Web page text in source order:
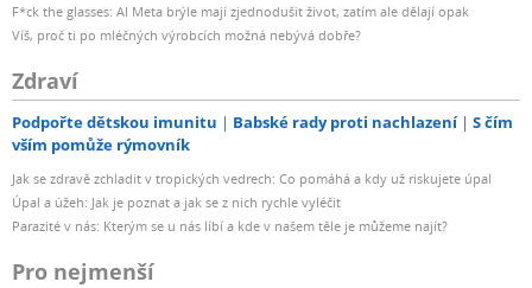
F*ck the glasses: AI Meta brýle mají zjednodušit život, zatím ale dělají opak
Víš, proč ti po mléčných výrobcích možná nebývá dobře?
Zdraví
Podpořte dětskou imunitu Babské rady proti nachlazení
S čím
vším pomůže rýmovník
Jak se zdravě zchladit v tropických vedrech: Co pomáhá a kdy už riskujete úpal
Úpal a úžeh: Jak je poznat a jak se z nich rychle vyléčit
Parazité v nás: Kterým se u nás líbí a kde v našem těle je můžeme najít?
Pro nejmenší